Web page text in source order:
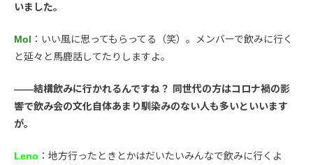
いました。
Mol ：いい風に思ってもらってる（笑）。メンバーで飲みに行く
と延々と馬鹿話してたりしますよ。
――結構飲みに行かれるんですね？ 同世代の方はコロナ禍の影
響で飲み会の文化自体あまり馴染みのない人も多いといいます
が。
Leno ：地方行ったときとかはだいたいみんなで飲みに行くよ